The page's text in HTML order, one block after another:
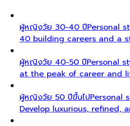
ผู้หญิงวัย 30-40 ปีPersonal
40 building careers and a
ผู้หญิงวัย 40-50 ปีPersonal
at the peak of career and
ผู้หญิงวัย 50 ปีขึ้นไปPersonal
Develop luxurious, refined,